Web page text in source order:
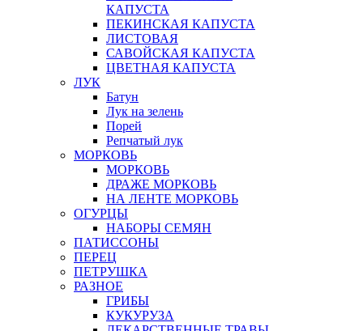
КАПУСТА
ПЕКИНСКАЯ КАПУСТА
ЛИСТОВАЯ
САВОЙСКАЯ КАПУСТА
ЦВЕТНАЯ КАПУСТА
ЛУК
Батун
Лук на зелень
Порей
Репчатый лук
МОРКОВЬ
МОРКОВЬ
ДРАЖЕ МОРКОВЬ
НА ЛЕНТЕ МОРКОВЬ
ОГУРЦЫ
НАБОРЫ СЕМЯН
ПАТИССОНЫ
ПЕРЕЦ
ПЕТРУШКА
РАЗНОЕ
ГРИБЫ
КУКУРУЗА